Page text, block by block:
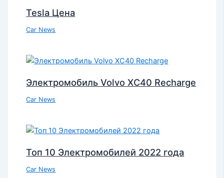
Tesla Цена
Car News
Электромобиль Volvo XC40 Recharge
Car News
Топ 10 Электромобилей 2022 года
Car News